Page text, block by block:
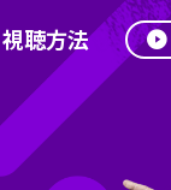
視聴方法